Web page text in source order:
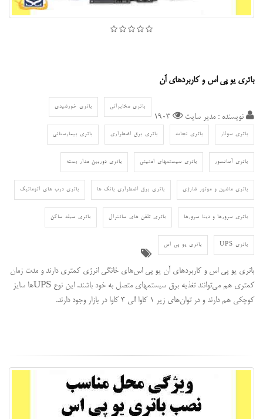
باتری یو پی اس و کاربردهای آن
نویسنده : مدیر سایت 1903
باتری مخابراتی باتری خورشیدی
باتری سولار باتری نجات باتری برق اضطراری باتری بیمارستانی
باتری آسانسور باتری سیستمهای امنیتی باتری دوربین مدار بسته
باتری ماشین و موتور شارژی باتری برق اضطراری بانک ها باتری درب های اتوماتیک
باتری سرورها و دیتا سرورها باتری تلفن های سانترال باتری سیلد ساکن
باتری UPS باتری یو پی اس
باتری یو پی اس و کاربردهای آن یو پی اس‌های خانگی انرژی کمتری دارند و مدت زمان
کمتری هم می‌توانند تغذیه برق سیستمهای متصل به خود باشند. این نوع UPSها سایز
کوچکی هم دارند و در توان‌های زیر ۱ کاوا الی ۳ کاوا در بازار وجود دارند.